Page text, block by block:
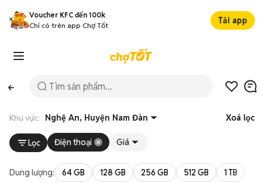
Voucher KFC đến 100k
Chỉ có trên app Chợ Tốt
Tải app
Khu vực: Nghệ An, Huyện Nam Đàn Xoá lọc
Lọc Điện thoại Giá
Dung lượng: 64 GB 128 GB 256 GB 512 GB 1 TB